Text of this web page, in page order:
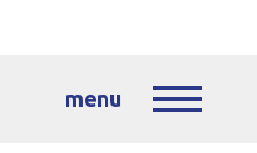
menu